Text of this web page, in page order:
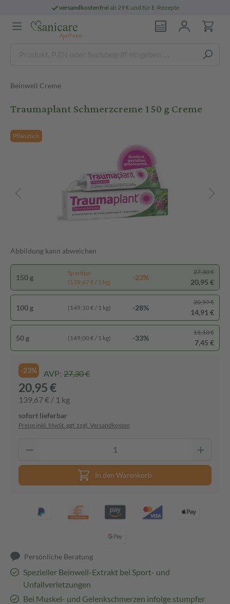
versandkostenfreiab 29 € und für E-Rezepte
Beinwell Creme
Traumaplant Schmerzcreme 150 g Creme
Pflanzlich
Abbildung kann abweichen
150 g
Spartipp
(139,67 € / 1 kg)
-23%
27,30 €
20,95 €
100 g (149,10 € / 1 kg) -28%
20,59 €
14,91 €
50 g (149,00 € / 1 kg) -33%
11,10 €
7,45 €
-23% AVP: 27,30 €
20,95 €
139,67 € / 1 kg
sofort lieferbar
Preise inkl. MwSt. ggf. zzgl. Versandkosten
In den Warenkorb
Persönliche Beratung
Spezieller Beinwell-Extrakt bei Sport- und
Unfallverletzungen
Bei Muskel- und Gelenkschmerzen infolge stumpfer